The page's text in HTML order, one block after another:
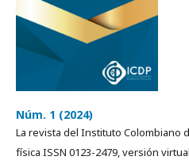
Núm. 1 (2024)
La revista del Instituto Colombiano
física ISSN 0123-2479, versión